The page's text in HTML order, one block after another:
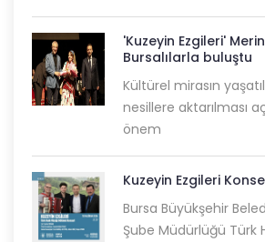
'Kuzeyin Ezgileri'
Bursalılarla buluştu
Kültürel mirasın
nesillere aktarılması
önem
Kuzeyin Ezgileri
Bursa Büyükşehir
Şube Müdürlüğü Türk